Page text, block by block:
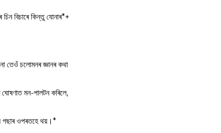
বিচাৰে কিন্তু যোনাৰ*+
তেওঁ চলোমনৰ জ্ঞানৰ কথা
মন-পালটন কৰিলে,
গছাৰ ওপৰতহে থয়।*